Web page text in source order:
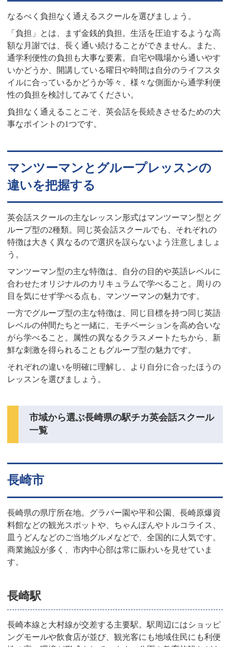
なるべく負担なく通えるスクールを選びましょう。
「負担」とは、まず金銭的負担。生活を圧迫するような高
額な月謝では、長く通い続けることができません。また、
通学利便性の負担も大事な要素。自宅や職場から通いやす
いかどうか、開講している曜日や時間は自分のライフスタ
イルに合っているかどうか等々、様々な側面から通学利便
性の負担を検討してみてください。
負担なく通えることこそ、英会話を長続きさせるための大
事なポイントの1つです。
マンツーマンとグループレッスンの
違いを把握する
英会話スクールの主なレッスン形式はマンツーマン型とグ
ループ型の2種類。同じ英会話スクールでも、それぞれの
特徴は大きく異なるので選択を誤らないよう注意しましょ
う。
マンツーマン型の主な特徴は、自分の目的や英語レベルに
合わせたオリジナルのカリキュラムで学べること。周りの
目を気にせず学べる点も、マンツーマンの魅力です。
一方でグループ型の主な特徴は、同じ目標を持つ同じ英語
レベルの仲間たちと一緒に、モチベーションを高め合いな
がら学べること。属性の異なるクラスメートたちから、新
鮮な刺激を得られることもグループ型の魅力です。
それぞれの違いを明確に理解し、より自分に合ったほうの
レッスンを選びましょう。
市域から選ぶ長崎県の駅チカ英会話スクール
一覧
長崎市
長崎県の県庁所在地。グラバー園や平和公園、長崎原爆資
料館などの観光スポットや、ちゃんぽんやトルコライス、
皿うどんなどのご当地グルメなどで、全国的に人気です。
商業施設が多く、市内中心部は常に賑わいを見せていま
す。
長崎駅
長崎本線と大村線が交差する主要駅。駅周辺にはショッピ
ングモールや飲食店が並び、観光客にも地域住民にも利便